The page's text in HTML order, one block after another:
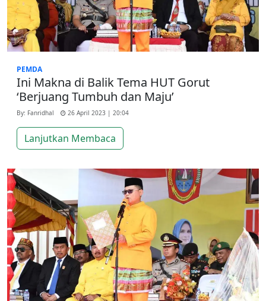
PEMDA
Ini Makna di Balik Tema HUT Gorut
‘Berjuang Tumbuh dan Maju’
By: Fanridhal 26 April 2023 | 20:04
Lanjutkan Membaca